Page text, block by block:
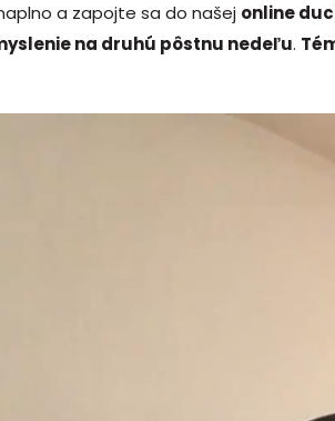
a zapojte sa do našej online
na druhú pôstnu nedeľu.